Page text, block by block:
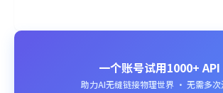
一个账号试用1000+ API
助力AI无缝链接物理世界 · 无需多次